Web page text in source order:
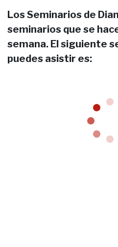
Los Seminarios de
seminarios que se
semana. El siguiente
puedes asistir es: